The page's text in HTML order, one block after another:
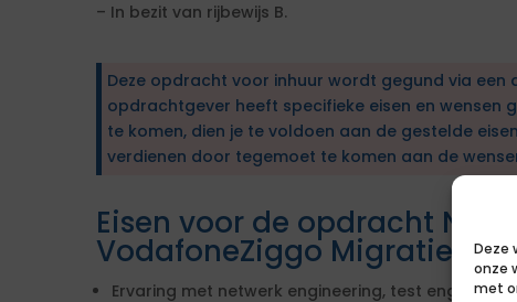
Deze
onze
met
– In bezit van rijbewijs B.
Deze opdracht voor inhuur wordt gegund via een
opdrachtgever heeft specifieke eisen en wensen
te komen, dien je te voldoen aan de gestelde
verdienen door tegemoet te komen aan de
Eisen voor de opdracht
VodafoneZiggo
Ervaring met netwerk engineering, test